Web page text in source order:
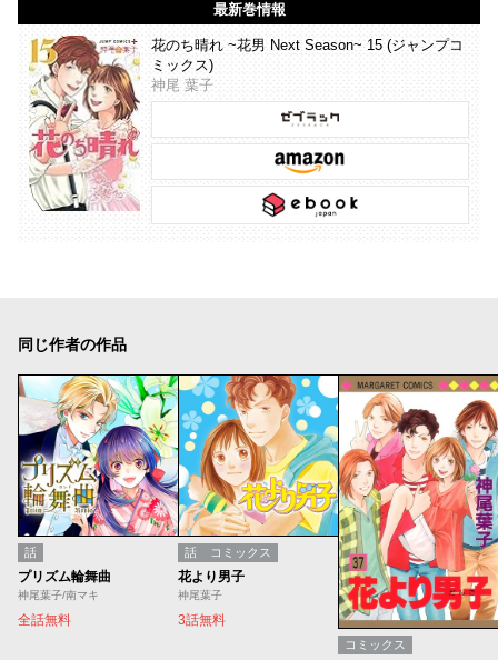
最新巻情報
花のち晴れ ~花男 Next Season~ 15 (ジャンプコ
ミックス)
神尾 葉子
同じ作者の作品
話
プリズム輪舞曲
神尾葉子/南マキ
全話無料
話 コミックス
花より男子
神尾葉子
3話無料
コミックス